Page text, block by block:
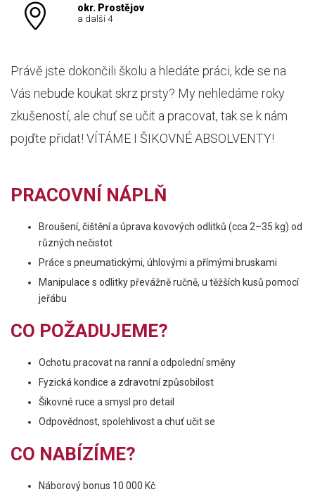
okr. Prostějov
a další 4
Právě jste dokončili školu a hledáte práci, kde se na
Vás nebude koukat skrz prsty? My nehledáme roky
zkušeností, ale chuť se učit a pracovat, tak se k nám
pojďte přidat! VÍTÁME I ŠIKOVNÉ ABSOLVENTY!
PRACOVNÍ NÁPLŇ
Broušení, čištění a úprava kovových odlitků (cca 2–35 kg) od
různých nečistot
Práce s pneumatickými, úhlovými a přímými bruskami
Manipulace s odlitky převážně ručně, u těžších kusů pomocí
jeřábu
CO POŽADUJEME?
Ochotu pracovat na ranní a odpolední směny
Fyzická kondice a zdravotní způsobilost
Šikovné ruce a smysl pro detail
Odpovědnost, spolehlivost a chuť učit se
CO NABÍZÍME?
Náborový bonus 10 000 Kč